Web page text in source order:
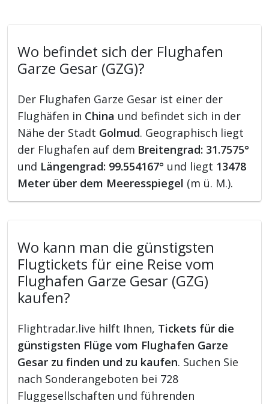
Wo befindet sich der Flughafen
Garze Gesar (GZG)?
Der Flughafen Garze Gesar ist einer der
Flughäfen in China und befindet sich in der
Nähe der Stadt Golmud. Geographisch liegt
der Flughafen auf dem Breitengrad: 31.7575°
und Längengrad: 99.554167° und liegt 13478
Meter über dem Meeresspiegel (m ü. M.).
Wo kann man die günstigsten
Flugtickets für eine Reise vom
Flughafen Garze Gesar (GZG)
kaufen?
Flightradar.live hilft Ihnen, Tickets für die
günstigsten Flüge vom Flughafen Garze
Gesar zu finden und zu kaufen. Suchen Sie
nach Sonderangeboten bei 728
Fluggesellschaften und führenden